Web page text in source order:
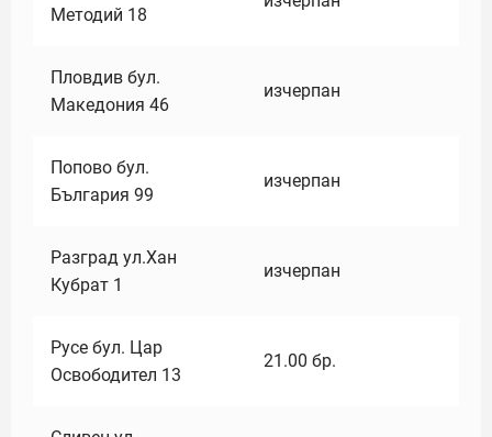
Методий 18
Пловдив бул.
Македония 46
изчерпан
Попово бул.
България 99
изчерпан
Разград ул.Хан
Кубрат 1
изчерпан
Русе бул. Цар
Освободител 13
21.00 бр.